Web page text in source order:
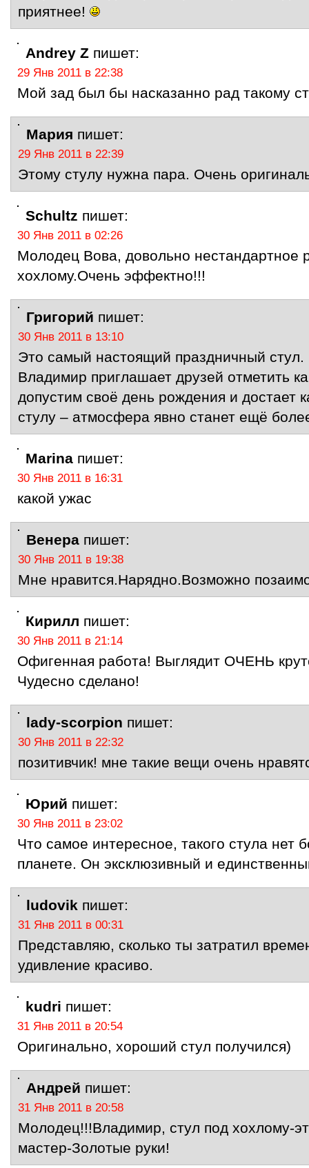
приятнее!
Andrey Z пишет:
29 Янв 2011 в 22:38
Мой зад был бы насказанно рад такому
Мария пишет:
29 Янв 2011 в 22:39
Этому стулу нужна пара. Очень
Schultz пишет:
30 Янв 2011 в 02:26
Молодец Вова, довольно нестандартное
хохлому.Очень эффектно!!!
Григорий пишет:
30 Янв 2011 в 13:10
Это самый настоящий праздничный стул.
Владимир приглашает друзей отметить
допустим своё день рождения и достает
стулу – атмосфера явно станет ещё
Marina пишет:
30 Янв 2011 в 16:31
какой ужас
Венера пишет:
30 Янв 2011 в 19:38
Мне нравится.Нарядно.Возможно
Кирилл пишет:
30 Янв 2011 в 21:14
Офигенная работа! Выглядит ОЧЕНЬ
Чудесно сделано!
lady-scorpion пишет:
30 Янв 2011 в 22:32
позитивчик! мне такие вещи очень
Юрий пишет:
30 Янв 2011 в 23:02
Что самое интересное, такого стула нет
планете. Он эксклюзивный и
ludovik пишет:
31 Янв 2011 в 00:31
Представляю, сколько ты затратил
удивление красиво.
kudri пишет:
31 Янв 2011 в 20:54
Оригинально, хороший стул получился)
Андрей пишет:
31 Янв 2011 в 20:58
Молодец!!!Владимир, стул под хохлому-
мастер-Золотые руки!